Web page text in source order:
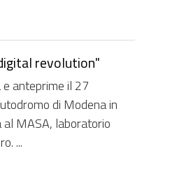
revolution"
anteprime il 27
di Modena in
al MASA, laboratorio
...